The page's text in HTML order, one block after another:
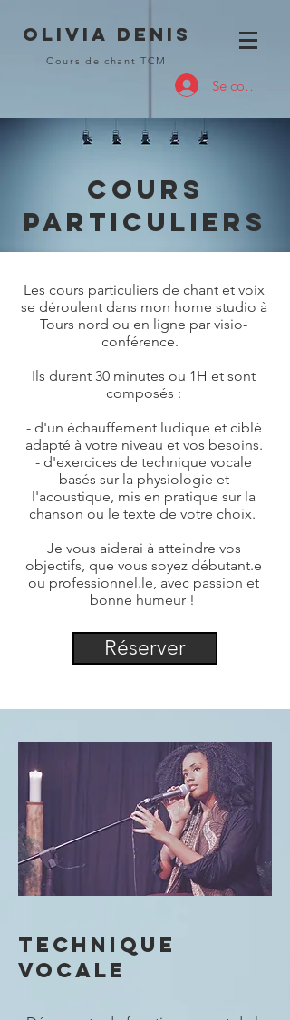
OLIVIA DENIS
Cours de chant TCM
Se connecter
COURS
PARTICULIErs
Les cours particuliers de chant et voix
se déroulent dans mon home studio à
Tours nord ou en ligne par visio-
conférence.
Ils durent 30 minutes ou 1H et sont
composés :
- d'un échauffement ludique et ciblé
adapté à votre niveau et vos besoins.
- d'exercices de technique vocale
basés sur la physiologie et
l'acoustique, mis en pratique sur la
chanson ou le texte de votre choix.
Je vous aiderai à atteindre vos
objectifs, que vous soyez débutant.e
ou professionnel.le, avec passion et
bonne humeur !
Réserver
TECHNIQUE
VOCALE